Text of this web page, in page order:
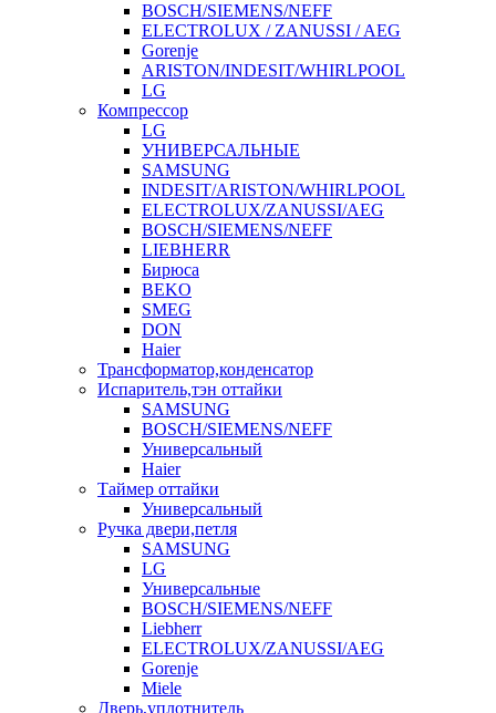
BOSCH/SIEMENS/NEFF
ELECTROLUX / ZANUSSI / AEG
Gorenje
ARISTON/INDESIT/WHIRLPOOL
LG
Компрессор
LG
УНИВЕРСАЛЬНЫЕ
SAMSUNG
INDESIT/ARISTON/WHIRLPOOL
ELECTROLUX/ZANUSSI/AEG
BOSCH/SIEMENS/NEFF
LIEBHERR
Бирюса
BEKO
SMEG
DON
Haier
Трансформатор,конденсатор
Испаритель,тэн оттайки
SAMSUNG
BOSCH/SIEMENS/NEFF
Универсальный
Haier
Таймер оттайки
Универсальный
Ручка двери,петля
SAMSUNG
LG
Универсальные
BOSCH/SIEMENS/NEFF
Liebherr
ELECTROLUX/ZANUSSI/AEG
Gorenje
Miele
Дверь,уплотнитель